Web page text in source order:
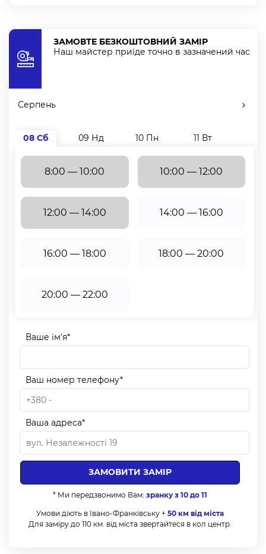
ЗАМОВТЕ БЕЗКОШТОВНИЙ ЗАМІР
Наш майстер приїде точно в зазначений час
Серпень
08 Сб 09 Нд 10 Пн 11 Вт
8:00 — 10:00 10:00 — 12:00
12:00 — 14:00 14:00 — 16:00
16:00 — 18:00 18:00 — 20:00
20:00 — 22:00
Ваше ім'я*
Ваш номер телефону*
Ваша адреса*
* Ми передзвонимо Вам: зранку з 10 до 11
Умови діють в Івано-Франківську + 50 км від міста
Для заміру до 110 км. від міста звертайтеся в кол центр.